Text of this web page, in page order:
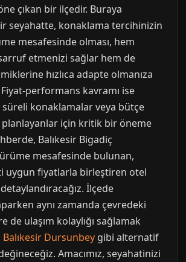
çıkan bir ilçedir. Buraya
seyahatte, konaklama tercihinizin
mesafesinde olması, hem
etmenizi sağlar hem de
hızlıca adapte olmanıza
Fiyat-performans kavramı ise
konaklamalar veya bütçe
için kritik bir öneme
Balıkesir Bigadiç
mesafesinde bulunan,
uygun fiyatlarla birleştiren otel
İlçede
aynı zamanda çevredeki
de ulaşım kolaylığı sağlamak
Balıkesir Dursunbey gibi alternatif
Amacımız, seyahatinizi